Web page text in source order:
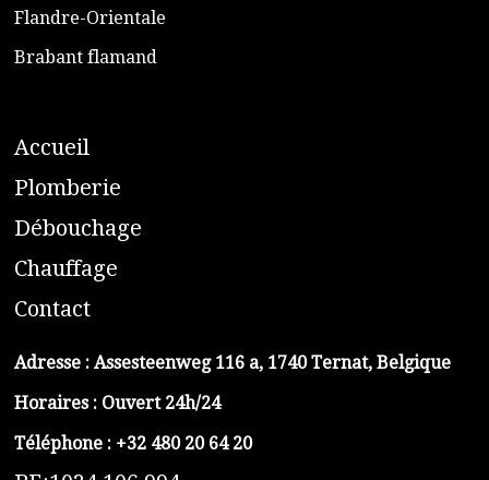
​Flandre-Orientale
​Brabant flamand
Accueil
​Plomberie
Débouchage
Chauffage
Contact
Adresse : Assesteenweg 116 a, 1740 Ternat, Belgique
Horaires : Ouvert 24h/24
Téléphone : +32 480 20 64 20